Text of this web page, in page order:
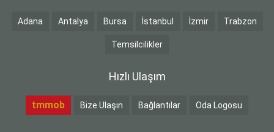
Adana Antalya Bursa İstanbul İzmir Trabzon
Temsilcilikler
Hızlı Ulaşım
tmmob Bize Ulaşın Bağlantılar Oda Logosu